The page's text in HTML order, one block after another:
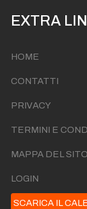
EXTRA
HOME
CONTATTI
PRIVACY
TERMINI E
MAPPA DEL SITO
LOGIN
SCARICA IL